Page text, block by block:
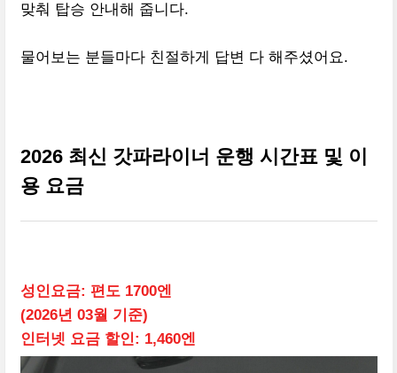
맞춰 탑승 안내해 줍니다.
물어보는 분들마다 친절하게 답변 다 해주셨어요.
2026 최신 갓파라이너 운행 시간표 및 이
용 요금
성인요금: 편도 1700엔
(2026년 03월 기준)
인터넷 요금 할인: 1,460엔